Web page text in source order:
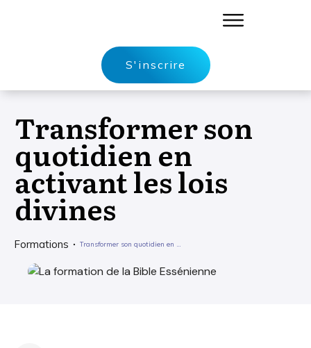
S'inscrire
Transformer son
quotidien en
activant les lois
divines
Formations Transformer son quotidien en activant les lois divines